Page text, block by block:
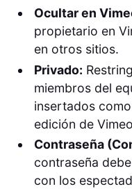
Ocultar en
propietario en
en otros sitios.
Privado:
miembros del
insertados
edición de
Contraseña
contraseña
con los